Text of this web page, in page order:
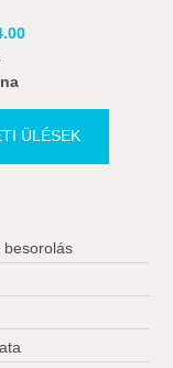
ÜLÉSEK
besorolás